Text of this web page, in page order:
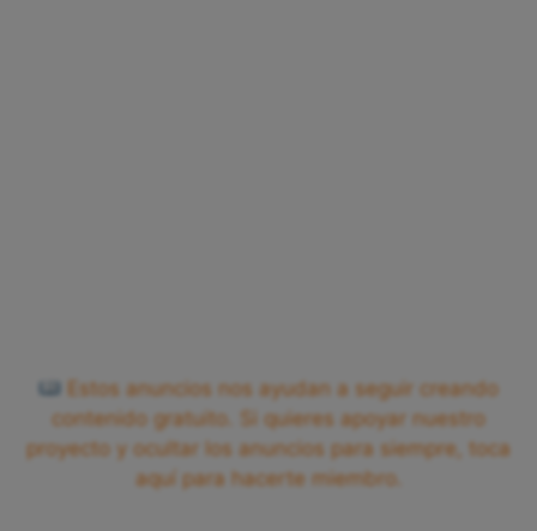
Estos anuncios nos ayudan a seguir creando
contenido gratuito. Si quieres apoyar nuestro
proyecto y ocultar los anuncios para siempre, toca
aquí para hacerte miembro.